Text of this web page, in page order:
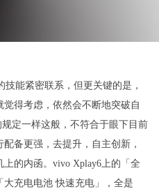
能紧密联系，但更关键的是，
得考虑，依然会不断地突破自
定一样这般，不符合于眼下目前
备更强，去提升，自主创新，
的内函。vivo Xplay6上的「全
充电电池 快速充电」，全是